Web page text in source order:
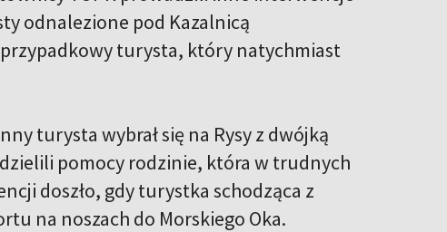
odnalezione pod Kazalnicą
przypadkowy turysta, który natychmiast
turysta wybrał się na Rysy z dwójką
pomocy rodzinie, która w trudnych
doszło, gdy turystka schodząca z
na noszach do Morskiego Oka.